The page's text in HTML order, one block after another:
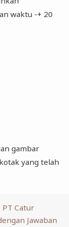
waktu -+ 20
gambar
yang telah
PT Catur
Jawaban